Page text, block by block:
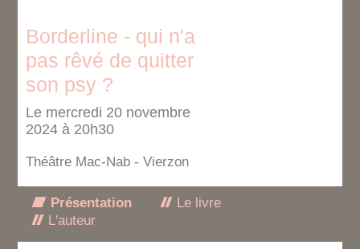
Borderline - qui n'a
pas rêvé de quitter
son psy ?
Le mercredi 20 novembre
2024 à 20h30
Théâtre Mac-Nab - Vierzon
Présentation
Le livre
L'auteur